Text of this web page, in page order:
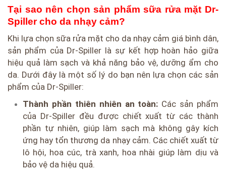
Tại sao nên chọn sản phẩm sữa rửa mặt Dr-
Spiller cho da nhạy cảm?
Khi lựa chọn sữa rửa mặt cho da nhạy cảm giá bình dân,
sản phẩm của Dr-Spiller là sự kết hợp hoàn hảo giữa
hiệu quả làm sạch và khả năng bảo vệ, dưỡng ẩm cho
da. Dưới đây là một số lý do bạn nên lựa chọn các sản
phẩm của Dr-Spiller:
Thành phần thiên nhiên an toàn: Các sản phẩm
của Dr-Spiller đều được chiết xuất từ các thành
phần tự nhiên, giúp làm sạch mà không gây kích
ứng hay tổn thương da nhạy cảm. Các chiết xuất từ
lô hội, hoa cúc, trà xanh, hoa nhài giúp làm dịu và
bảo vệ da hiệu quả.